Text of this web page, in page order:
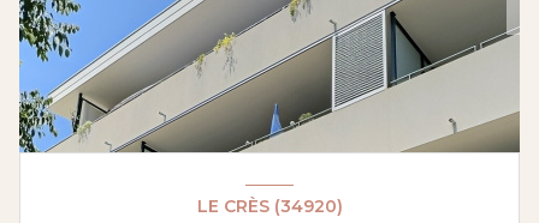
LE CRÈS (34920)